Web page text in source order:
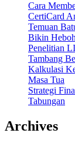
Cara
CertiCard
Temuan
Bikin Heboh
Penelitian
Tambang
Kalkulasi
Masa Tua
Strategi
Tabungan
Archives